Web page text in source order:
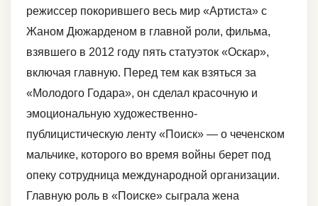
режиссер покорившего весь мир «Артиста» с
Жаном Дюжарденом в главной роли, фильма,
взявшего в 2012 году пять статуэток «Оскар»,
включая главную. Перед тем как взяться за
«Молодого Годара», он сделал красочную и
эмоциональную художественно-
публицистическую ленту «Поиск» — о чеченском
мальчике, которого во время войны берет под
опеку сотрудница международной организации.
Главную роль в «Поиске» сыграла жена